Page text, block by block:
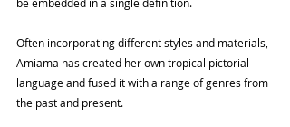
Often incorporating different styles and materials,
Amiama has created her own tropical pictorial
language and fused it with a range of genres from
the past and present.